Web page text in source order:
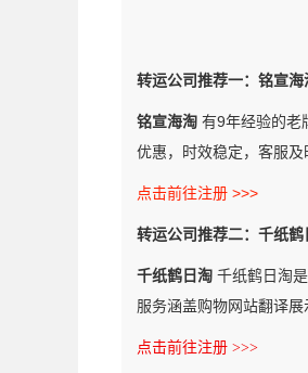
转运公司推荐一：铭宣海
铭宣海淘 有9年经验的老
优惠，时效稳定，客服及
点击前往注册 >>>
转运公司推荐二：千纸鹤
千纸鹤日淘 千纸鹤日淘
服务涵盖购物网站翻译展
点击前往注册 >>>